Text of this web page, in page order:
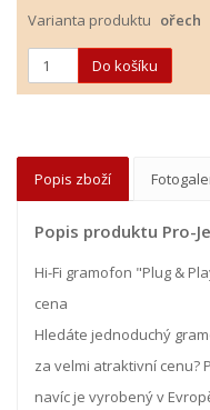
Varianta produktu ořech
Popis zboží
Popis produktu Pro-
Hi-Fi gramofon "Plug &
cena
Hledáte jednoduchý
za velmi atraktivní cenu?
navíc je vyrobený v